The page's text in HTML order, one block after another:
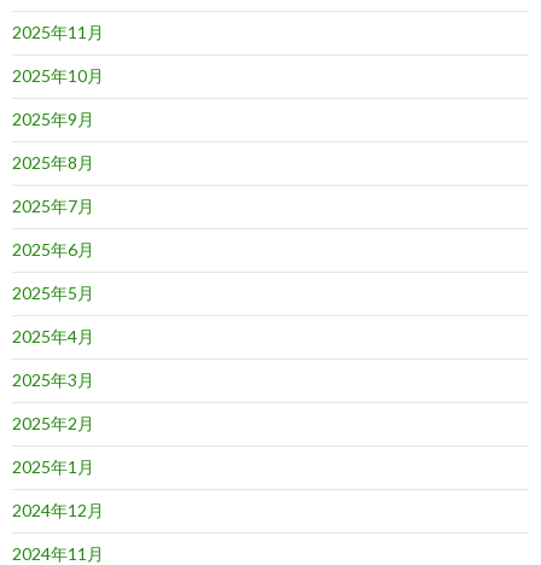
2025年11月
2025年10月
2025年9月
2025年8月
2025年7月
2025年6月
2025年5月
2025年4月
2025年3月
2025年2月
2025年1月
2024年12月
2024年11月